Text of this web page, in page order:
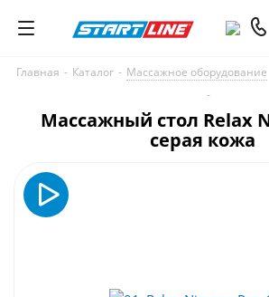
Главная - Каталог - Массажное оборудование
-
Массажный стол Relax
серая кожа